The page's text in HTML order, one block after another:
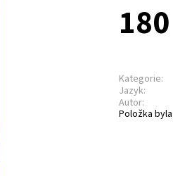
Kategorie:
Jazyk:
Autor:
Položka